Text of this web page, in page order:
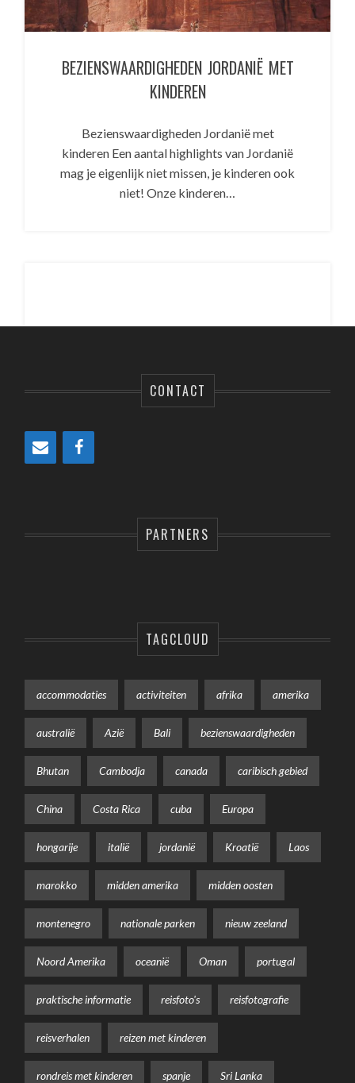
BEZIENSWAARDIGHEDEN JORDANIË MET
KINDEREN
Bezienswaardigheden Jordanië met
kinderen Een aantal highlights van Jordanië
mag je eigenlijk niet missen, je kinderen ook
niet! Onze kinderen…
CONTACT
PARTNERS
TAGCLOUD
accommodaties activiteiten afrika amerika
australië Azië Bali bezienswaardigheden
Bhutan Cambodja canada caribisch gebied
China Costa Rica cuba Europa
hongarije italië jordanië Kroatië Laos
marokko midden amerika midden oosten
montenegro nationale parken nieuw zeeland
Noord Amerika oceanië Oman portugal
praktische informatie reisfoto's reisfotografie
reisverhalen reizen met kinderen
rondreis met kinderen spanje Sri Lanka